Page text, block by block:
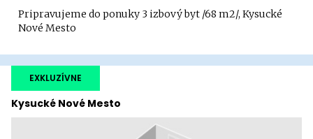
Pripravujeme do ponuky 3 izbový byt /68 m2/, Kysucké
Nové Mesto
Kysucké Nové Mesto
EXKLUZÍVNE